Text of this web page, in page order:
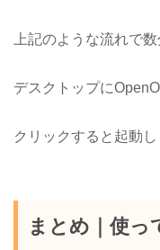
上記のような流れで
デスクトップに
クリックすると起動し
まとめ｜使っ